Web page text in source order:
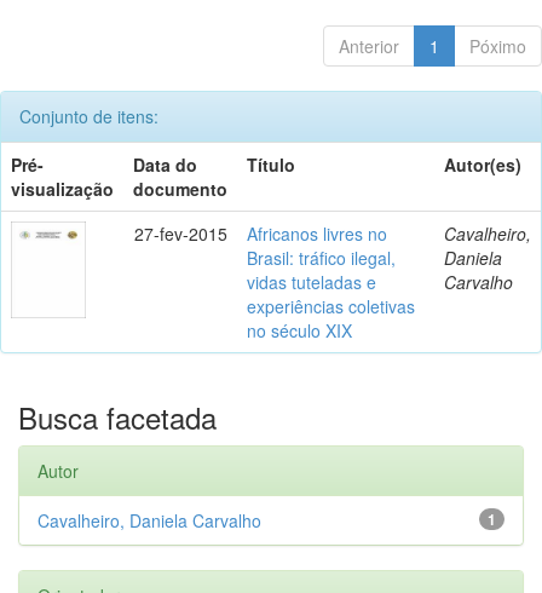
Anterior 1 Póximo
Conjunto de itens:
Pré-
visualização
Data do
documento
Título Autor(es)
27-fev-2015
Africanos livres no
Brasil: tráfico ilegal,
vidas tuteladas e
experiências coletivas
no século XIX
Cavalheiro,
Daniela
Carvalho
Busca facetada
Autor
1
Cavalheiro, Daniela Carvalho